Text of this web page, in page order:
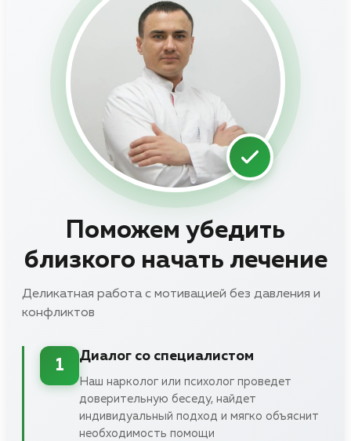
Поможем убедить
близкого начать лечение
Деликатная работа с мотивацией без давления и
конфликтов
1
Диалог со специалистом
Наш нарколог или психолог проведет
доверительную беседу, найдет
индивидуальный подход и мягко объяснит
необходимость помощи